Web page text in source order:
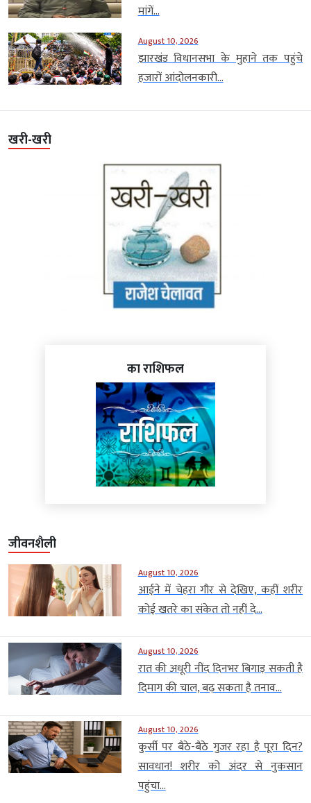
मांगें...
August 10, 2026
झारखंड विधानसभा के मुहाने तक पहुंचे
हजारों आंदोलनकारी...
खरी-खरी
का राशिफल
जीवनशैली
August 10, 2026
आईने में चेहरा गौर से देखिए, कहीं शरीर
कोई खतरे का संकेत तो नहीं दे...
August 10, 2026
रात की अधूरी नींद दिनभर बिगाड़ सकती है
दिमाग की चाल, बढ़ सकता है तनाव...
August 10, 2026
कुर्सी पर बैठे-बैठे गुजर रहा है पूरा दिन?
सावधान! शरीर को अंदर से नुकसान
पहुंचा...